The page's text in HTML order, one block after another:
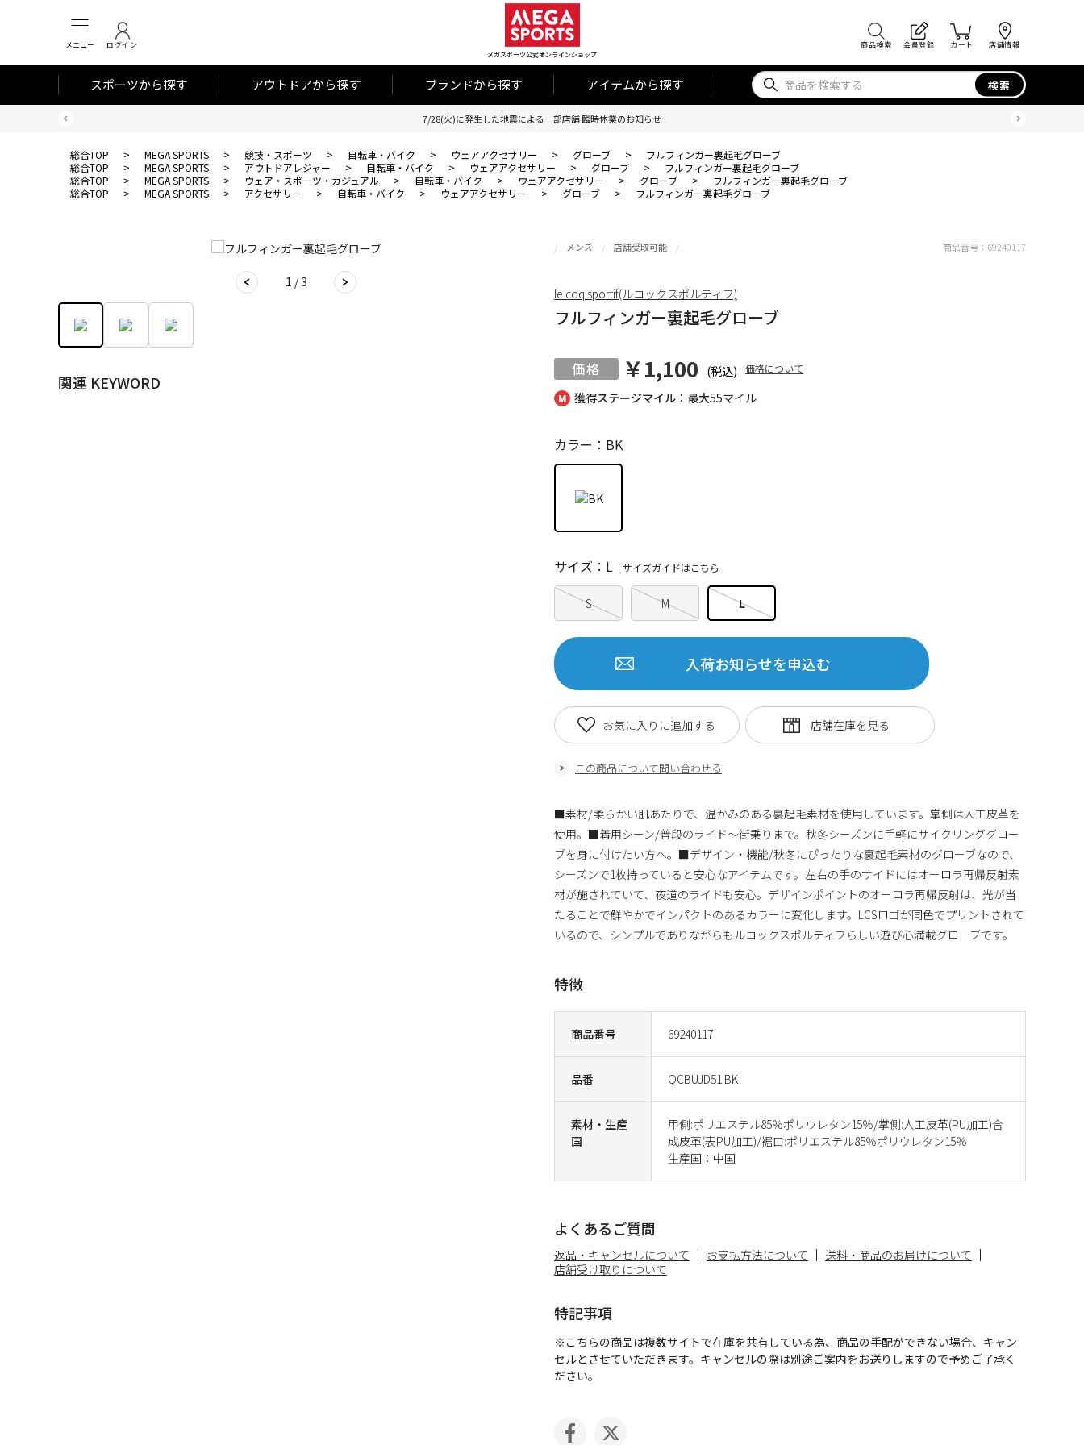
メニュー ログイン
メガスポーツ公式オンラインショップ
商品検索 会員登録 カート 店舗情報
スポーツから探す アウトドアから探す ブランドから探す アイテムから探す 検索
7/28(火)に発生した地震による一部店舗 臨時休業のお知らせ
総合TOP > MEGA SPORTS > 競技・スポーツ > 自転車・バイク > ウェアアクセサリー > グローブ >
フルフィンガー裏起毛グローブ
総合TOP
> MEGA SPORTS > アウトドアレジャー > 自転車・バイク > ウェアアクセサリー > グローブ >
フルフィンガー裏起毛グローブ
総合TOP
> MEGA SPORTS > ウェア・スポーツ・カジュアル > 自転車・バイク > ウェアアクセサリー > グローブ >
フルフィンガー裏起毛グローブ
総合TOP
> MEGA SPORTS > アクセサリー > 自転車・バイク > ウェアアクセサリー > グローブ > フルフィンガー裏起毛グローブ
1 / 3
関連 KEYWORD
獲得ステージマイル：最大55マイル
メンズ 店舗受取可能
フルフィンガー裏起毛グローブ
￥1,100 (税込) 価格について
商品番号 69240117
品番 QCBUJD51 BK
素材・生産
国
甲側:ポリエステル85％ポリウレタン15％/掌側:人工皮革(PU加工)合
成皮革(表PU加工)/裾口:ポリエステル85％ポリウレタン15％
生産国：中国
カラー：BK
S M L
サイズ：L サイズガイドはこちら
入荷お知らせを申込む
この商品について問い合わせる
お気に入りに追加する
商品番号： 69240117
le coq sportif(ルコックスポルティフ)
■素材/柔らかい肌あたりで、温かみのある裏起毛素材を使用しています。掌側は人工皮革を
使用。■着用シーン/普段のライド～街乗りまで。秋冬シーズンに手軽にサイクリンググロー
ブを身に付けたい方へ。■デザイン・機能/秋冬にぴったりな裏起毛素材のグローブなので、
シーズンで1枚持っていると安心なアイテムです。左右の手のサイドにはオーロラ再帰反射素
材が施されていて、夜道のライドも安心。デザインポイントのオーロラ再帰反射は、光が当
たることで鮮やかでインパクトのあるカラーに変化します。LCSロゴが同色でプリントされて
いるので、シンプルでありながらもルコックスポルティフらしい遊び心満載グローブです。
特徴
よくあるご質問
返品・キャンセルについて お支払方法について
送料・商品のお届けについて
店舗受け取りについて
特記事項
※こちらの商品は複数サイトで在庫を共有している為、商品の手配ができない場合、キャン
セルとさせていただきます。キャンセルの際は別途ご案内をお送りしますので予めご了承く
ださい。